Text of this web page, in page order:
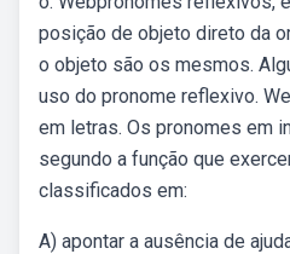
posição de objeto direto da
o objeto são os mesmos.
uso do pronome reflexivo.
em letras. Os pronomes em
segundo a função que
classificados em:
A) apontar a ausência de